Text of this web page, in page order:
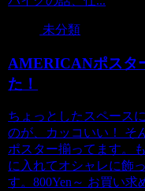
未分類
AMERICANポスタ
た！
ちょっとしたスペース
のが、カッコいい！ そ
ポスター揃ってます。
に入れてオシャレに飾
す。800Yen～ お買い求